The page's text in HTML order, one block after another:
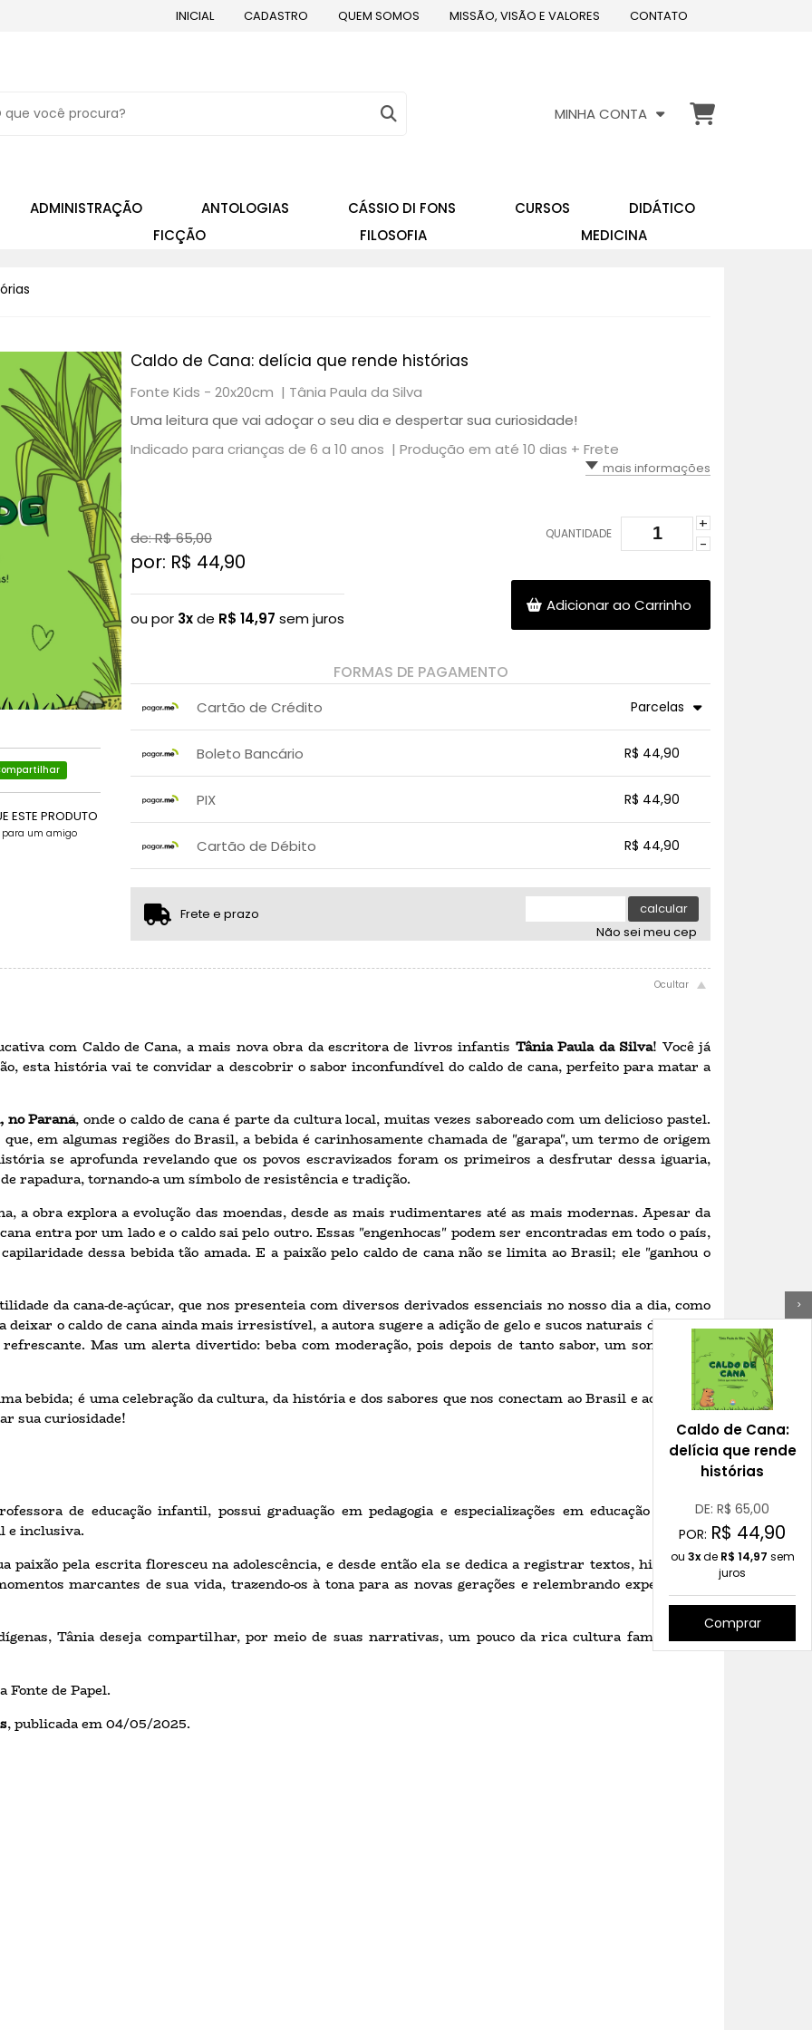
INICIAL CADASTRO QUEM SOMOS MISSÃO, VISÃO E VALORES CONTATO
MINHA CONTA
ADMINISTRAÇÃO ANTOLOGIAS CÁSSIO DI FONS CURSOS
DIDÁTICO
FICÇÃO
FILOSOFIA MEDICINA
>
Caldo de Cana:
delícia que rende
histórias
DE: R$ 65,00
POR: R$ 44,90
ou 3xde R$ 14,97 sem
juros
Comprar
ESTE PRODUTO
um amigo
Caldo de Cana: delícia que rende histórias
Fonte Kids - 20x20cm | Tânia Paula da Silva
Uma leitura que vai adoçar o seu dia e despertar sua curiosidade!
Indicado para crianças de 6 a 10 anos | Produção em até 10 dias + Frete
mais informações
de: R$65,00
por: R$ 44,90
ou por 3xde R$ 14,97 sem juros
QUANTIDADE
+
-
Adicionar ao Carrinho
FORMAS DE PAGAMENTO
Cartão de Crédito
Parcelas
2x sem juros de R$ 22,45
Boleto Bancário
R$ 44,90
PIX
R$ 44,90
Cartão de Débito
R$ 44,90
... ....
Frete e prazo
calcular
Não sei meu cep
com Caldo de Cana, a mais nova obra da escritora de livros infantis Tânia Paula da Silva! Você já
esta história vai te convidar a descobrir o sabor inconfundível do caldo de cana, perfeito para matar a
no Paraná, onde o caldo de cana é parte da cultura local, muitas vezes saboreado com um delicioso pastel.
em algumas regiões do Brasil, a bebida é carinhosamente chamada de "garapa", um termo de origem
se aprofunda revelando que os povos escravizados foram os primeiros a desfrutar dessa iguaria,
rapadura, tornando-a um símbolo de resistência e tradição.
a obra explora a evolução das moendas, desde as mais rudimentares até as mais modernas. Apesar da
entra por um lado e o caldo sai pelo outro. Essas "engenhocas" podem ser encontradas em todo o país,
dessa bebida tão amada. E a paixão pelo caldo de cana não se limita ao Brasil; ele "ganhou o
da cana-de-açúcar, que nos presenteia com diversos derivados essenciais no nosso dia a dia, como
o caldo de cana ainda mais irresistível, a autora sugere a adição de gelo e sucos naturais de frutas,
Mas um alerta divertido: beba com moderação, pois depois de tanto sabor, um soninho e a
bebida; é uma celebração da cultura, da história e dos sabores que nos conectam ao Brasil e ao mundo.
sua curiosidade!
de educação infantil, possui graduação em pedagogia e especializações em educação infantil,
e inclusiva.
pela escrita floresceu na adolescência, e desde então ela se dedica a registrar textos, histórias e
marcantes de sua vida, trazendo-os à tona para as novas gerações e relembrando experiências
Tânia deseja compartilhar, por meio de suas narrativas, um pouco da rica cultura familiar que
Fonte de Papel.
, publicada em 04/05/2025.